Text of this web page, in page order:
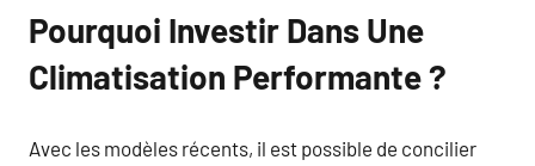
Pourquoi Investir Dans Une
Climatisation Performante ?
Avec les modèles récents, il est possible de concilier